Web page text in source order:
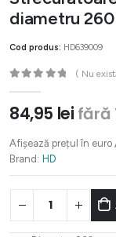
diametru
Cod produs: HD639009
( Nu
84,95 lei fără
Afișează prețul în euro
Brand: HD